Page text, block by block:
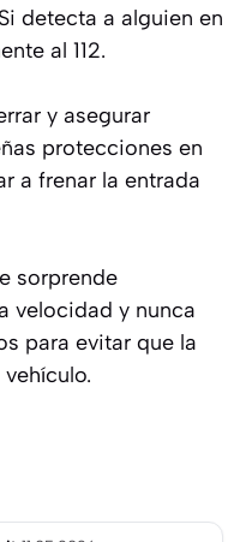
detecta a alguien en
al 112.
y asegurar
protecciones en
a frenar la entrada
sorprende
velocidad y nunca
para evitar que la